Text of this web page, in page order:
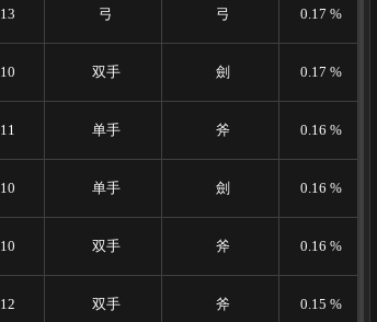
13 弓 弓 0.17 %
10 双手 劍 0.17 %
11 单手 斧 0.16 %
10 单手 劍 0.16 %
10 双手 斧 0.16 %
12 双手 斧 0.15 %